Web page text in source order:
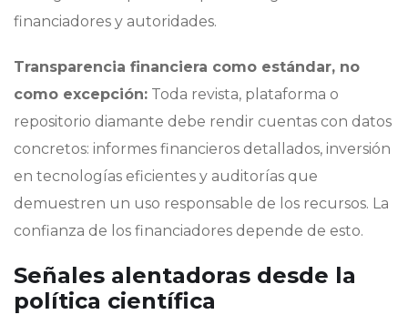
financiadores y autoridades.
Transparencia financiera como estándar, no
como excepción: Toda revista, plataforma o
repositorio diamante debe rendir cuentas con datos
concretos: informes financieros detallados, inversión
en tecnologías eficientes y auditorías que
demuestren un uso responsable de los recursos. La
confianza de los financiadores depende de esto.
Señales alentadoras desde la
política científica